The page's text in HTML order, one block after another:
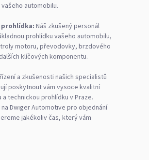
automobilu.
prohlídka: Náš zkušený personál
prohlídku vašeho automobilu,
motoru, převodovky, brzdového
klíčových komponentu.
a zkušenosti našich specialistů
poskytnout vám vysoce kvalitní
a technickou prohlídku v Praze.
Dwiger Automotive pro objednání
jakékoliv čas, který vám